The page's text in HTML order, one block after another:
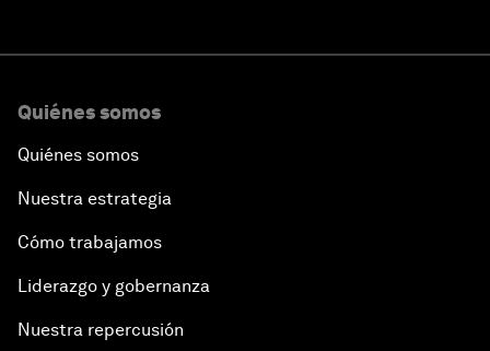
Quiénes somos
Quiénes somos
Nuestra estrategia
Cómo trabajamos
Liderazgo y gobernanza
Nuestra repercusión